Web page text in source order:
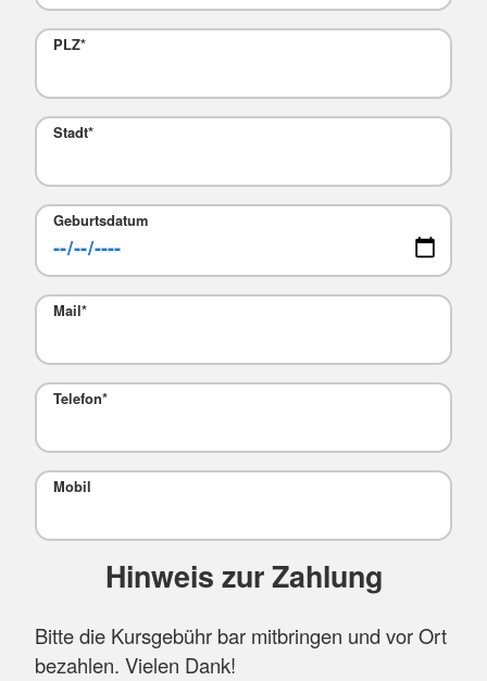
PLZ*
Stadt*
Geburtsdatum
Mail*
Telefon*
Mobil
Hinweis zur Zahlung
Bitte die Kursgebühr bar mitbringen und vor Ort
bezahlen. Vielen Dank!